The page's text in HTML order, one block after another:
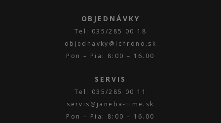
OBJEDNÁVKY
Tel: 035/285 00 18
objednavky@ichrono.sk
Pon – Pia: 8:00 – 16.00
SERVIS
Tel: 035/285 00 11
servis@janeba-time.sk
Pon – Pia: 8:00 – 16.00